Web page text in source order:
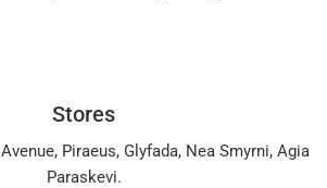
Stores
Avenue, Piraeus, Glyfada, Nea Smyrni, Agia
Paraskevi.